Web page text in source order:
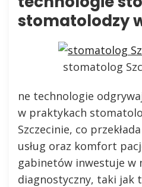
stomatolodzy
stomatolog
ne technologie
w praktykach
Szczecinie, co
usług oraz komfort
gabinetów inwestuje w
diagnostyczny, taki jak